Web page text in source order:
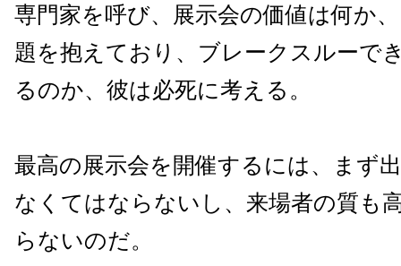
専門家を呼び、展示会の価値は何か
題を抱えており、ブレークスルーで
るのか、彼は必死に考える。
最高の展示会を開催するには、まず
なくてはならないし、来場者の質も
らないのだ。